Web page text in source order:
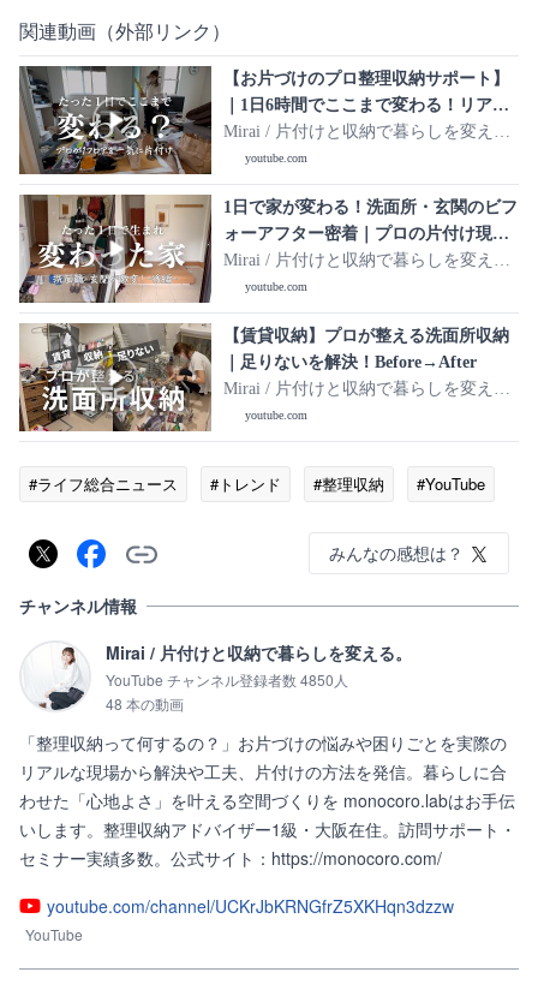
関連動画（外部リンク）
【お片づけのプロ整理収納サポート】
｜1日6時間でここまで変わる！リアル
お片づけ現場密着
Mirai / 片付けと収納で暮らしを変え
る。youtube.com
1日で家が変わる！洗面所・玄関のビフ
ォーアフター密着｜プロの片付け現
場・後編
Mirai / 片付けと収納で暮らしを変え
る。youtube.com
【賃貸収納】プロが整える洗面所収納
｜足りないを解決！Before→After
Mirai / 片付けと収納で暮らしを変え
る。youtube.com
#ライフ総合ニュース #トレンド #整理収納 #YouTube
みんなの感想は？
チャンネル情報
Mirai / 片付けと収納で暮らしを変える。
YouTube チャンネル登録者数 4850人
48 本の動画
「整理収納って何するの？」お片づけの悩みや困りごとを実際の
リアルな現場から解決や工夫、片付けの方法を発信。暮らしに合
わせた「心地よさ」を叶える空間づくりを monocoro.labはお手伝
いします。整理収納アドバイザー1級・大阪在住。訪問サポート・
セミナー実績多数。公式サイト：https://monocoro.com/
youtube.com/channel/UCKrJbKRNGfrZ5XKHqn3dzzw
YouTube